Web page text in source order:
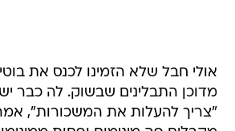
אולי חבל שלא הזמינו לכנס את
מדוכן התבלינים שבשוק. לה כבר
"צריך להעלות את המשכורות",